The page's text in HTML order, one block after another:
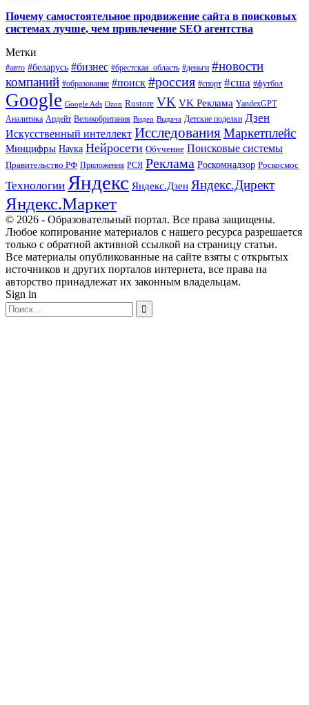
Почему самостоятельное продвижение сайта в поисковых
системах лучше, чем привлечение SEO агентства
Метки
#авто #беларусь #бизнес #брестская_область #деньги #новости
компаний #образование #поиск #россия #спорт #сша #футбол
Google Google Ads Ozon Rustore VK VK Реклама YandexGPT
Аналитика Апдейт Великобритания Видео Выдача Детские поделки Дзен
Искусственный интеллект ИсследованияМаркетплейс
Минцифры Наука Нейросети Обучение Поисковые системы
Правительство РФ Приложения РСЯ Реклама Роскомнадзор Роскосмос
Технологии Яндекс Яндекс.Дзен Яндекс.Директ
Яндекс.Маркет
© 2026 - Образовательный портал. Все права защищены.
Любое копирование материалов с нашего ресурса разрешается
только с обратной активной ссылкой на страницу статьи.
Все материалы опубликованные на сайте взяты с открытых
источников и других порталов интернета, все права на
авторство принадлежат их законным владельцам.
Sign in